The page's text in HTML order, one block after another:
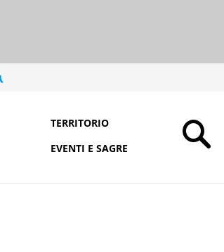
TERRITORIO
EVENTI E SAGRE